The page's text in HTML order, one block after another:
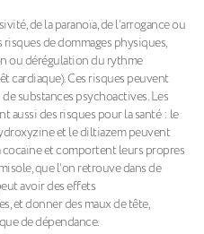
de la paranoïa, de l’arrogance ou
de dommages physiques,
ou dérégulation du rythme
cardiaque). Ces risques peuvent
substances psychoactives. Les
aussi des risques pour la santé : le
et le diltiazem peuvent
et comportent leurs propres
que l’on retrouve dans de
avoir des effets
et donner des maux de tête,
de dépendance.